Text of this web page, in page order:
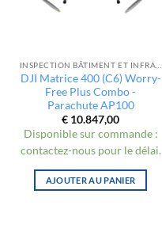
DJI Matrice 400 (C6) Worry-
Free Plus Combo -
Parachute AP100
€ 10.847,00
Disponible sur commande :
contactez-nous pour le délai.
AJOUTER AU PANIER